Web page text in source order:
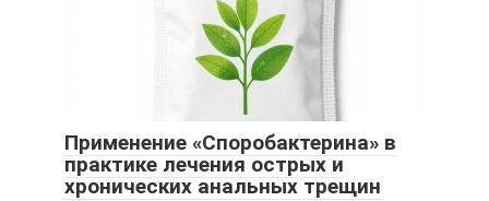
Применение «Споробактерина» в
практике лечения острых и
хронических анальных трещин